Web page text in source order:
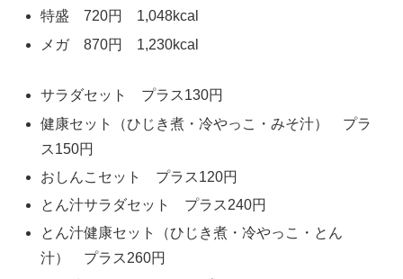
特盛 720円 1,048kcal
メガ 870円 1,230kcal
サラダセット プラス130円
健康セット（ひじき煮・冷やっこ・みそ汁） プラ
ス150円
おしんこセット プラス120円
とん汁サラダセット プラス240円
とん汁健康セット（ひじき煮・冷やっこ・とん
汁） プラス260円